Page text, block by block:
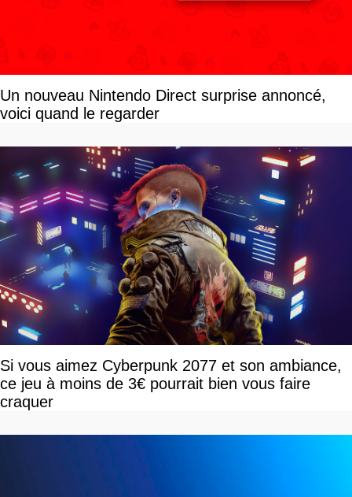
Un nouveau Nintendo Direct surprise annoncé,
voici quand le regarder
Si vous aimez Cyberpunk 2077 et son ambiance,
ce jeu à moins de 3€ pourrait bien vous faire
craquer